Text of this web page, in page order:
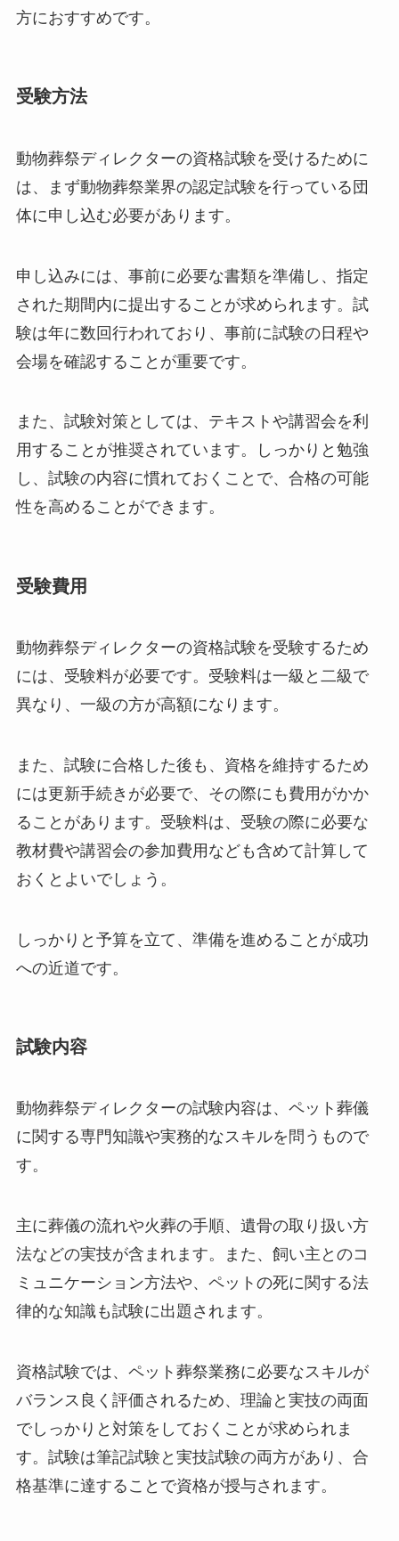
方におすすめです。
受験方法
動物葬祭ディレクターの資格試験を受けるために
は、まず動物葬祭業界の認定試験を行っている団
体に申し込む必要があります。
申し込みには、事前に必要な書類を準備し、指定
された期間内に提出することが求められます。試
験は年に数回行われており、事前に試験の日程や
会場を確認することが重要です。
また、試験対策としては、テキストや講習会を利
用することが推奨されています。しっかりと勉強
し、試験の内容に慣れておくことで、合格の可能
性を高めることができます。
受験費用
動物葬祭ディレクターの資格試験を受験するため
には、受験料が必要です。受験料は一級と二級で
異なり、一級の方が高額になります。
また、試験に合格した後も、資格を維持するため
には更新手続きが必要で、その際にも費用がかか
ることがあります。受験料は、受験の際に必要な
教材費や講習会の参加費用なども含めて計算して
おくとよいでしょう。
しっかりと予算を立て、準備を進めることが成功
への近道です。
試験内容
動物葬祭ディレクターの試験内容は、ペット葬儀
に関する専門知識や実務的なスキルを問うもので
す。
主に葬儀の流れや火葬の手順、遺骨の取り扱い方
法などの実技が含まれます。また、飼い主とのコ
ミュニケーション方法や、ペットの死に関する法
律的な知識も試験に出題されます。
資格試験では、ペット葬祭業務に必要なスキルが
バランス良く評価されるため、理論と実技の両面
でしっかりと対策をしておくことが求められま
す。試験は筆記試験と実技試験の両方があり、合
格基準に達することで資格が授与されます。